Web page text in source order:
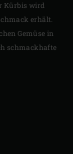
Kürbis wird
erhält.
Gemüse in
schmackhafte